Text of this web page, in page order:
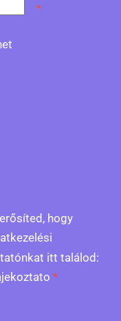
*
hogy
itt találod:
*